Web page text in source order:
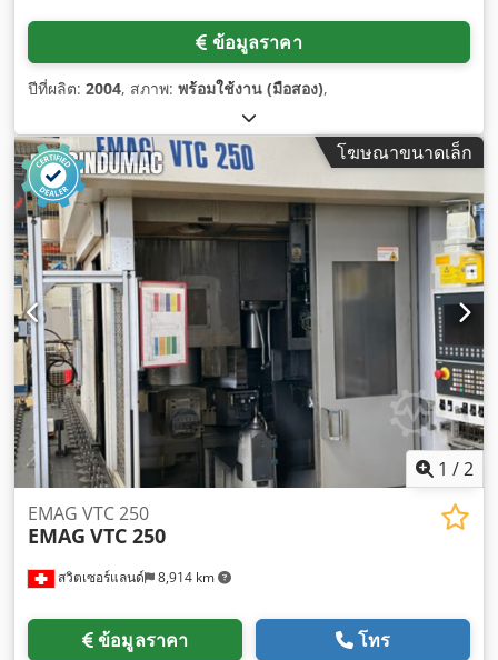
ข้อมูลราคา
ปีที่ผลิต: 2004, สภาพ: พร้อมใช้งาน (มือสอง),
โฆษณาขนาดเล็ก
1 /2
สวิตเซอร์แลนด์ 8,914 km
EMAG VTC 250
EMAG VTC 250
ข้อมูลราคา โทร